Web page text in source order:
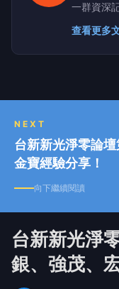
一群資深
流、醫藥
融財經等
news、蕃
查看更多
NEXT
台新新光淨零論
金寶經驗分享！
向下繼續閱讀
台新新光淨
銀、強茂、